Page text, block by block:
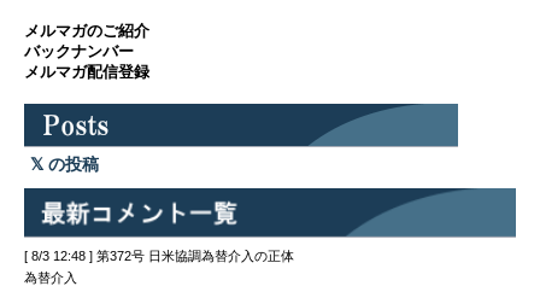
メルマガのご紹介
バックナンバー
メルマガ配信登録
の投稿
[ 8/3 12:48 ] 第372号 日米協調為替介入の正体
為替介入